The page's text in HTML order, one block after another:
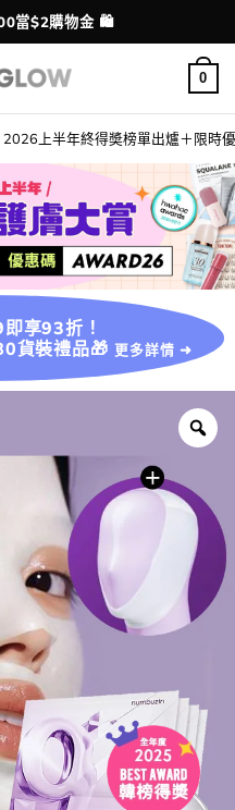
配送港澳
、PAYME、信用卡付款
EXTRA10】
0
2026上半年終得奬榜單出爐＋限時
享93折！
貨裝禮品🎁 更多詳情 ➜